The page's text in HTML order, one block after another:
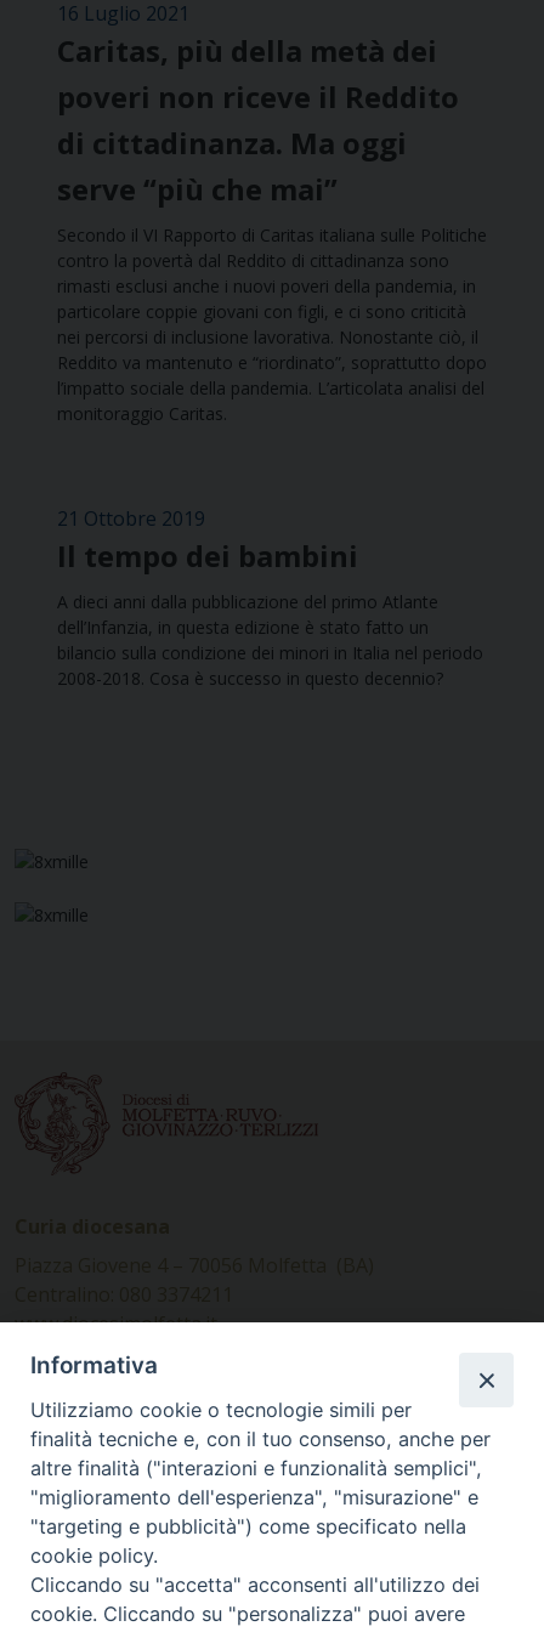
16 Luglio 2021
Caritas, più della metà dei
poveri non riceve il Reddito
di cittadinanza. Ma oggi
serve “più che mai”
Secondo il VI Rapporto di Caritas italiana sulle Politiche
contro la povertà dal Reddito di cittadinanza sono
rimasti esclusi anche i nuovi poveri della pandemia, in
particolare coppie giovani con figli, e ci sono criticità
nei percorsi di inclusione lavorativa. Nonostante ciò, il
Reddito va mantenuto e “riordinato”, soprattutto dopo
l’impatto sociale della pandemia. L’articolata analisi del
monitoraggio Caritas.
21 Ottobre 2019
Il tempo dei bambini
A dieci anni dalla pubblicazione del primo Atlante
dell’Infanzia, in questa edizione è stato fatto un
bilancio sulla condizione dei minori in Italia nel periodo
2008-2018. Cosa è successo in questo decennio?
www.diocesimolfetta.it –
diocesimolfetta@pec.chiesacattolica.it
Ufficio Comunicazioni sociali
Piazza Giovene 4 – 70056 Molfetta (BA)
comunicazionisociali@diocesimolfetta.it
SEGUICI SU
Informativa
Utilizziamo cookie o tecnologie simili per
finalità tecniche e, con il tuo consenso, anche per
altre finalità ("interazioni e funzionalità semplici",
"miglioramento dell'esperienza", "misurazione" e
"targeting e pubblicità") come specificato nella
cookie policy.
Cliccando su "accetta" acconsenti all'utilizzo dei
cookie. Cliccando su "personalizza" puoi avere